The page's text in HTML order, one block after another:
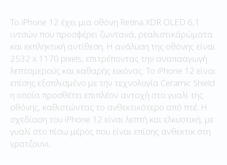
Το iPhone 12 έχει μια οθόνη Retina XDR OLED 6,1
ιντσών που προσφέρει ζωντανά, ρεαλιστικάρώματα
και εκπληκτική αντίθεση. Η ανάλυση της οθόνης είναι
2532 x 1170 pixels, επιτρέποντας την αναπααγωγή
λεπτομερούς και καθαρής εικόνας. Το iPhone 12 είναι
επίσης εξοπλισμένο με την τεχνολογία Ceramic Shield
η οποία προσθέτει επιπλέον αντοχή στο γυαλί της
οθόνης, καθιστώντας το ανθεκτικότερο από πτέ. Η
σχεδίαση του iPhone 12 είναι λεπτή και ελκυστική, με
γυαλί στο πίσω μέρος που είναι επίσης ανθεκτικ στη
γρατζουνι.